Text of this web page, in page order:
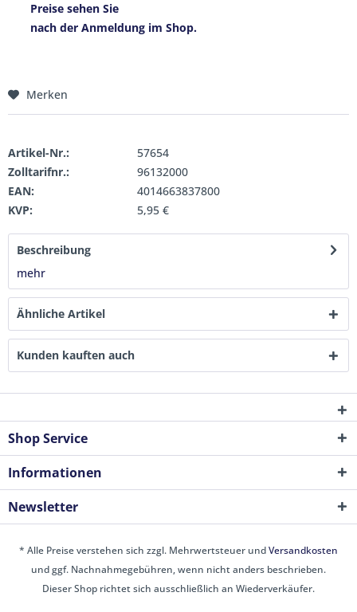
Preise sehen Sie
nach der Anmeldung im Shop.
Merken
Artikel-Nr.:
57654
Zolltarifnr.:
96132000
EAN:
4014663837800
KVP:
5,95 €
Beschreibung
mehr
Ähnliche Artikel
Kunden kauften auch
Shop Service
Informationen
Newsletter
* Alle Preise verstehen sich zzgl. Mehrwertsteuer undVersandkosten
und ggf. Nachnahmegebühren, wenn nicht anders beschrieben.
Dieser Shop richtet sich ausschließlich an Wiederverkäufer.